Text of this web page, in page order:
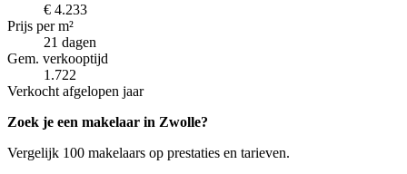
€ 4.233
Prijs per m²
21 dagen
Gem. verkooptijd
1.722
Verkocht afgelopen jaar
Zoek je een makelaar in Zwolle?
Vergelijk 100 makelaars op prestaties en tarieven.